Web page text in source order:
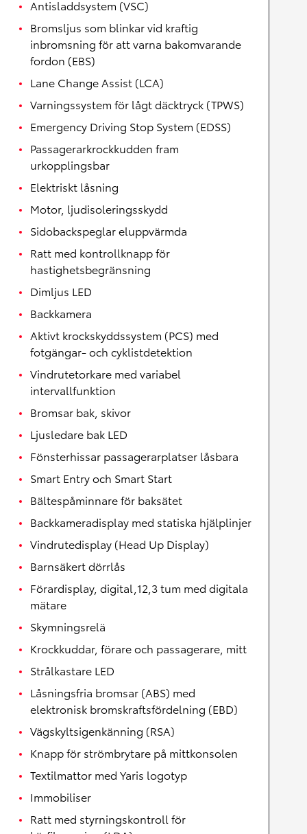
Antisladdsystem (VSC)
Bromsljus som blinkar vid kraftig
inbromsning för att varna bakomvarande
fordon (EBS)
Lane Change Assist (LCA)
Varningssystem för lågt däcktryck (TPWS)
Emergency Driving Stop System (EDSS)
Passagerarkrockkudden fram
urkopplingsbar
Elektriskt låsning
Motor, ljudisoleringsskydd
Sidobackspeglar eluppvärmda
Ratt med kontrollknapp för
hastighetsbegränsning
Dimljus LED
Backkamera
Aktivt krockskyddssystem (PCS) med
fotgängar- och cyklistdetektion
Vindrutetorkare med variabel
intervallfunktion
Bromsar bak, skivor
Ljusledare bak LED
Fönsterhissar passagerarplatser låsbara
Smart Entry och Smart Start
Bältespåminnare för baksätet
Backkameradisplay med statiska hjälplinjer
Vindrutedisplay (Head Up Display)
Barnsäkert dörrlås
Förardisplay, digital,12,3 tum med digitala
mätare
Skymningsrelä
Krockkuddar, förare och passagerare, mitt
Strålkastare LED
Låsningsfria bromsar (ABS) med
elektronisk bromskraftsfördelning (EBD)
Vägskyltsigenkänning (RSA)
Knapp för strömbrytare på mittkonsolen
Textilmattor med Yaris logotyp
Immobiliser
Ratt med styrningskontroll för